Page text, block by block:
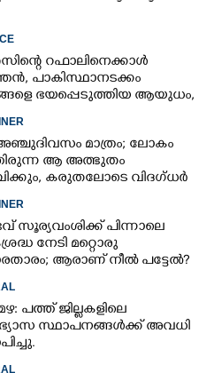
റഫാലിനെക്കാൾ
പാകിസ്ഥാനടക്കം
ഭയപ്പെടുത്തിയ ആയുധം,​
മാത്രം; ലോകം
ആ അത്ഭുതം
കരുതലോടെ വിദഗ്ധർ
സൂര്യവംശിക്ക് പിന്നാലെ
നേടി മറ്റൊരു
ആരാണ് നീൽ പട്ടേൽ?
പത്ത് ജില്ലകളിലെ
സ്ഥാപനങ്ങൾക്ക് അവധി